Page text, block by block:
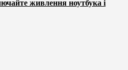
живлення ноутбука і